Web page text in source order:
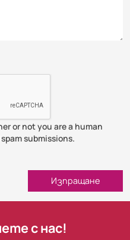
or not you are a human
submissions.
Изпращане
с нас!